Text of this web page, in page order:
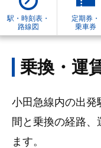
駅・時刻表・
路線図
定期券・
乗車券
乗換・運
小田急線内の出発
間と乗換の経路、
ます。